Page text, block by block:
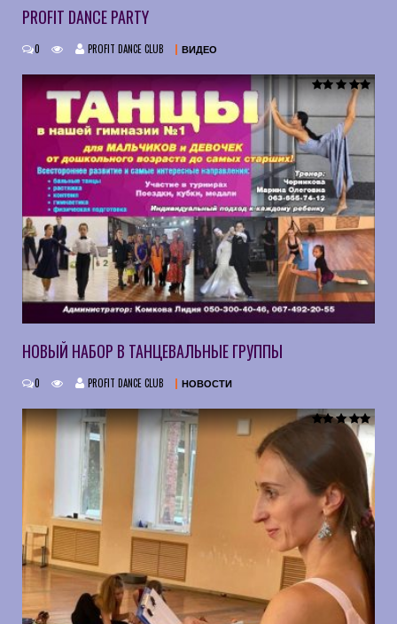
PROFIT DANCE PARTY
0 PROFIT DANCE CLUB ВИДЕО
НОВЫЙ НАБОР В ТАНЦЕВАЛЬНЫЕ ГРУППЫ
0 PROFIT DANCE CLUB НОВОСТИ